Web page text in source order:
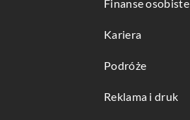
Finanse osobiste
Kariera
Podróże
Reklama i druk